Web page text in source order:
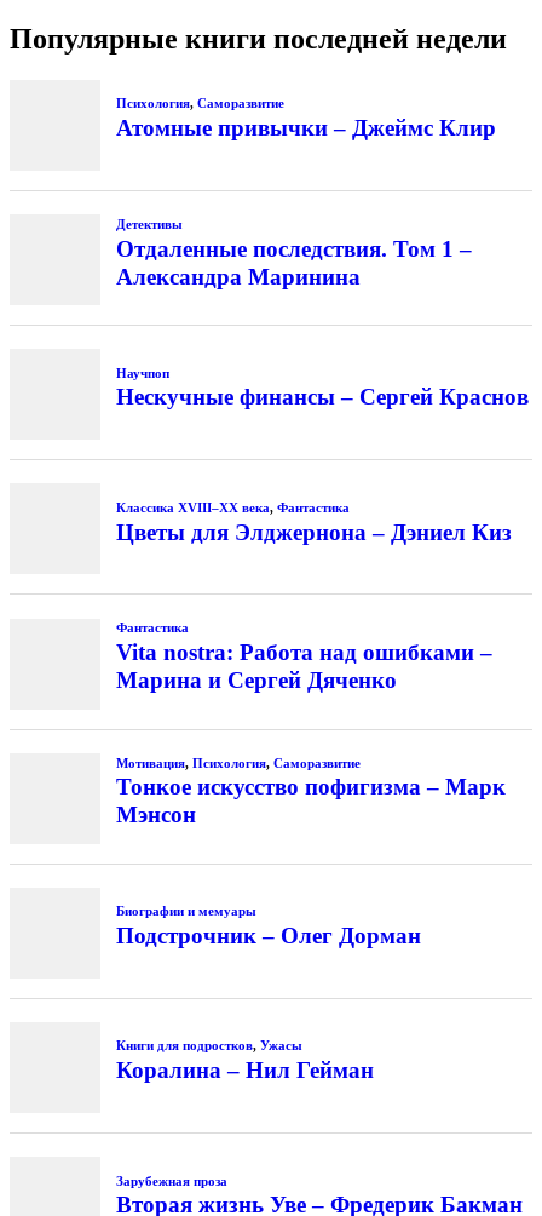
Популярные книги последней недели
Психология, Саморазвитие
Атомные привычки – Джеймс Клир
Детективы
Отдаленные последствия. Том 1 –
Александра Маринина
Научпоп
Нескучные финансы – Сергей Краснов
Классика XVIII–XX века, Фантастика
Цветы для Элджернона – Дэниел Киз
Фантастика
Vita nostra: Работа над ошибками –
Марина и Сергей Дяченко
Мотивация, Психология, Саморазвитие
Тонкое искусство пофигизма – Марк
Мэнсон
Биографии и мемуары
Подстрочник – Олег Дорман
Книги для подростков, Ужасы
Коралина – Нил Гейман
Зарубежная проза
Вторая жизнь Уве – Фредерик Бакман